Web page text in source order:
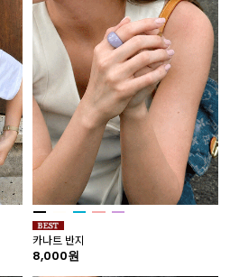
카나트 반지
8,000원